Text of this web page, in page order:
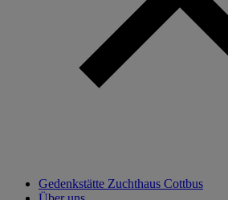
Gedenkstätte Zuchthaus Cottbus